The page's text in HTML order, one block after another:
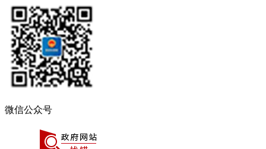
微信公众号